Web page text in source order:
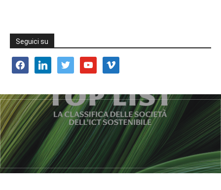
Seguici su
facebooklinkedin twitter youtube vimeo